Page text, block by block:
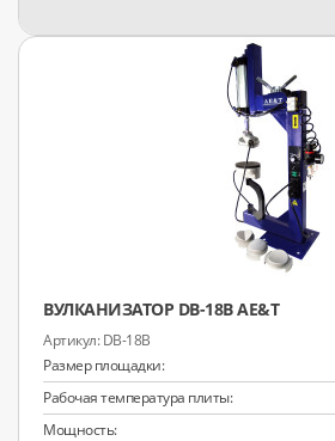
ВУЛКАНИЗАТОР DB-18B AE&T
DB-18B
Размер площадки:
Рабочая температура плиты:
Мощность: